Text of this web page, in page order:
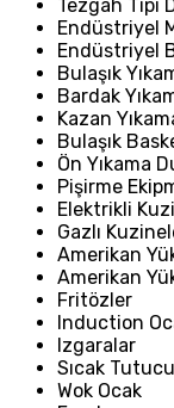
Tezgah Tipi
Endüstriyel
Endüstriyel
Bulaşık
Bardak
Kazan
Bulaşık
Ön Yıkama
Pişirme
Elektrikli
Gazlı
Amerikan
Amerikan
Fritözler
Induction
Izgaralar
Sıcak
Wok Ocak